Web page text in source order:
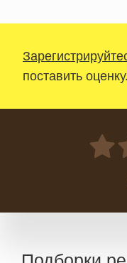
поставить оценку.